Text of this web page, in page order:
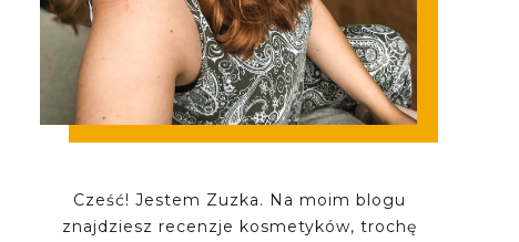
Cześć! Jestem Zuzka. Na moim blogu
znajdziesz recenzje kosmetyków, trochę